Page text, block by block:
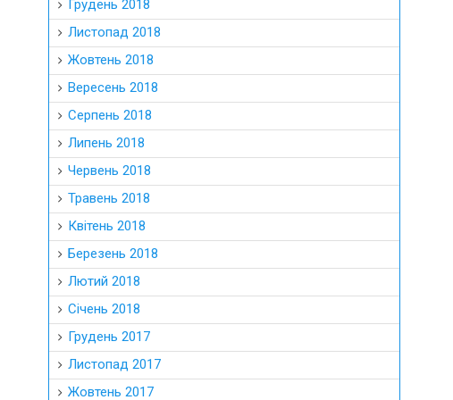
Грудень 2018
Листопад 2018
Жовтень 2018
Вересень 2018
Серпень 2018
Липень 2018
Червень 2018
Травень 2018
Квітень 2018
Березень 2018
Лютий 2018
Січень 2018
Грудень 2017
Листопад 2017
Жовтень 2017